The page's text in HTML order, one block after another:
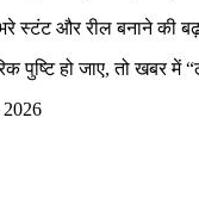
स्टंट और रील बनाने की
पुष्टि हो जाए, तो खबर
2026